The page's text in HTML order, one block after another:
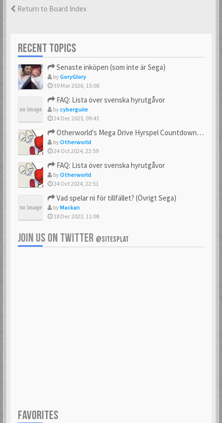
Return to Board Index
RECENT TOPICS
Senaste inköpen (som inte är Sega)
byGoryGlory
30 Mar 2026, 15:08
FAQ: Lista över svenska hyrutgåvor
bycyberguile
24 Dec 2025, 09:43
Otherworld's Mega Drive Hyrspel Countdown Tråd!
byOtherworld
24 Oct 2024, 22:59
FAQ: Lista över svenska hyrutgåvor
byOtherworld
24 Oct 2024, 22:51
Vad spelar ni för tillfället? (Övrigt Sega)
byMackan
18 Dec 2023, 11:08
JOIN US ON TWITTER @SITESPLAT
FAVORITES